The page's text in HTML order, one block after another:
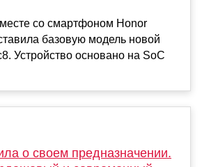
со смартфоном Honor
базовую модель новой
Устройство основано на SoC
о своем предназначении.